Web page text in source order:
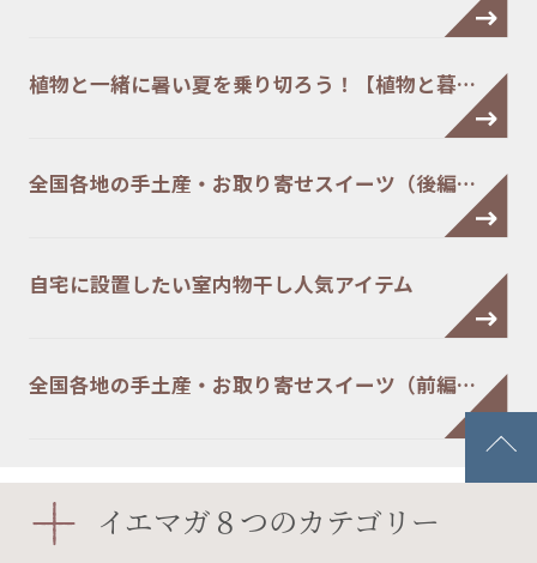
植物と一緒に暑い夏を乗り切ろう！【植物と暮…
全国各地の手土産・お取り寄せスイーツ（後編…
自宅に設置したい室内物干し人気アイテム
全国各地の手土産・お取り寄せスイーツ（前編…
イエマガ８つのカテゴリー